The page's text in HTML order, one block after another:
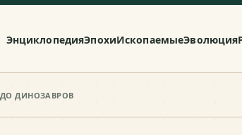
ЭнциклопедияЭпохиИскопаемыеЭволюция
ДИНОЗАВРОВ